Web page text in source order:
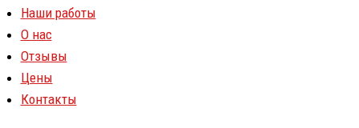
Наши работы
О нас
Отзывы
Цены
Контакты